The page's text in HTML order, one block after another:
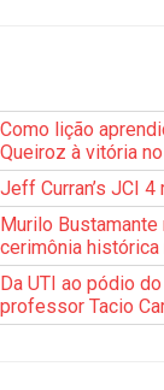
Como lição
Queiroz à vitória
Jeff Curran’s JCI
Murilo
cerimônia
Da UTI ao pódio
professor Tacio